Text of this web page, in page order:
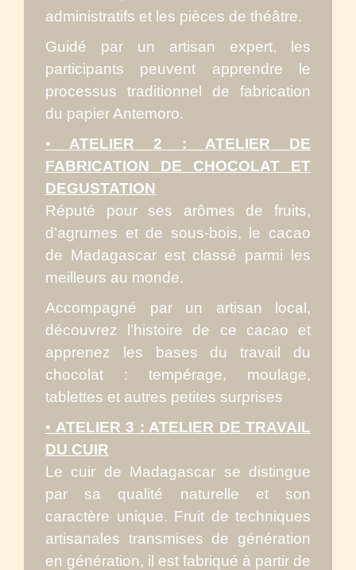
administratifs et les pièces de théâtre.
Guidé par un artisan expert, les
participants peuvent apprendre le
processus traditionnel de fabrication
du papier Antemoro.
• ATELIER 2 : ATELIER DE
FABRICATION DE CHOCOLAT ET
DEGUSTATION
Réputé pour ses arômes de fruits,
d’agrumes et de sous-bois, le cacao
de Madagascar est classé parmi les
meilleurs au monde.
Accompagné par un artisan local,
découvrez l’histoire de ce cacao et
apprenez les bases du travail du
chocolat : tempérage, moulage,
tablettes et autres petites surprises
• ATELIER 3 : ATELIER DE TRAVAIL
DU CUIR
Le cuir de Madagascar se distingue
par sa qualité naturelle et son
caractère unique. Fruit de techniques
artisanales transmises de génération
en génération, il est fabriqué à partir de